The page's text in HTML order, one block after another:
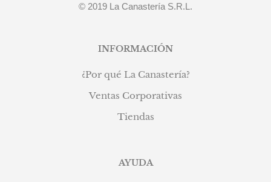
© 2019 La Canastería S.R.L.
INFORMACIÓN
¿Por qué La Canastería?
Ventas Corporativas
Tiendas
AYUDA